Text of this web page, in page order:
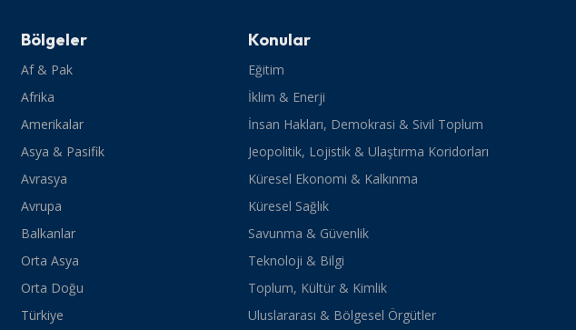
Bölgeler
Af & Pak
Afrika
Amerikalar
Asya & Pasifik
Avrasya
Avrupa
Balkanlar
Orta Asya
Orta Doğu
Türkiye
Konular
Eğitim
İklim & Enerji
İnsan Hakları, Demokrasi & Sivil Toplum
Jeopolitik, Lojistik & Ulaştırma Koridorları
Küresel Ekonomi & Kalkınma
Küresel Sağlık
Savunma & Güvenlik
Teknoloji & Bilgi
Toplum, Kültür & Kimlik
Uluslararası & Bölgesel Örgütler